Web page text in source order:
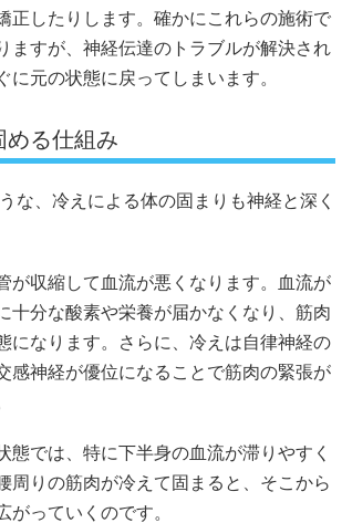
正したりします。確かにこれらの施術で
ますが、神経伝達のトラブルが解決され
に元の状態に戻ってしまいます。
める仕組み
な、冷えによる体の固まりも神経と深く
が収縮して血流が悪くなります。血流が
十分な酸素や栄養が届かなくなり、筋肉
になります。さらに、冷えは自律神経の
感神経が優位になることで筋肉の緊張が
態では、特に下半身の血流が滞りやすく
周りの筋肉が冷えて固まると、そこから
がっていくのです。